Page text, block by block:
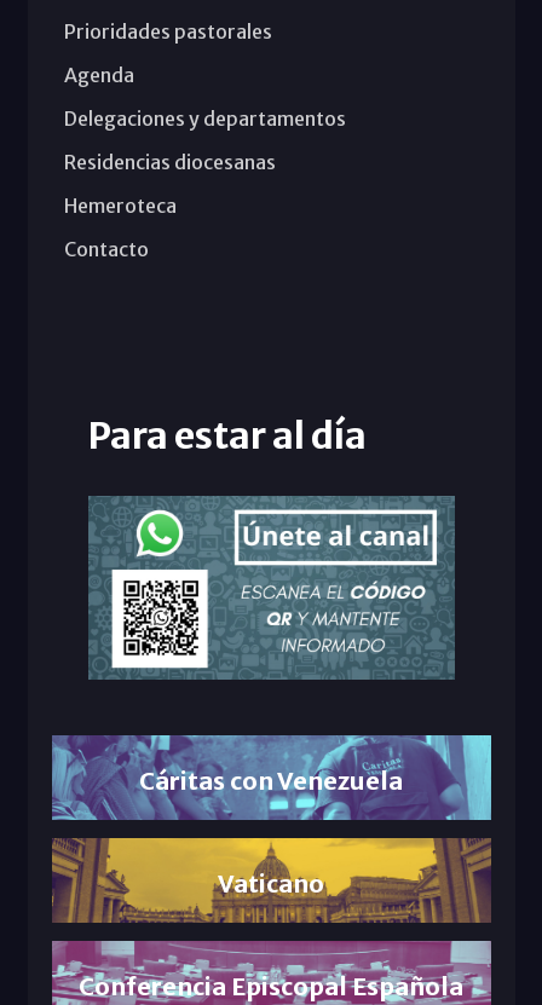
Prioridades pastorales
Agenda
Delegaciones y departamentos
Residencias diocesanas
Hemeroteca
Contacto
Para estar al día
Cáritas con Venezuela
Vaticano
Conferencia Episcopal Española